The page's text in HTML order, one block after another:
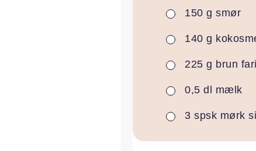
▢
150 g smør
▢
140 g
▢
225 g brun
▢
0,5 dl mælk
▢
3 spsk mørk